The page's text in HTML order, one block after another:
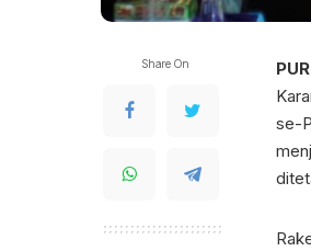
Share On
se-